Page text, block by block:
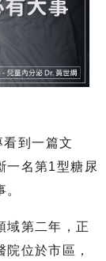
看到一篇文
一名第1型糖尿
域第二年，正
位於市區，